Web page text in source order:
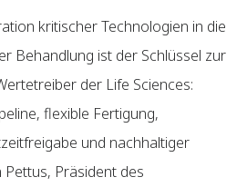
kritischer Technologien in die
Behandlung ist der Schlüssel zur
der Life Sciences:
flexible Fertigung,
und nachhaltiger
Präsident des